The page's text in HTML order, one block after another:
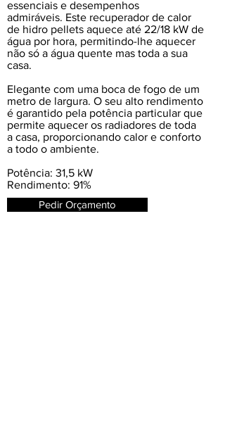
essenciais e desempenhos
admiráveis. Este recuperador de calor
de hidro pellets aquece até 22/18 kW de
água por hora, permitindo-lhe aquecer
não só a água quente mas toda a sua
casa.
Elegante com uma boca de fogo de um
metro de largura. O seu alto rendimento
é garantido pela potência particular que
permite aquecer os radiadores de toda
a casa, proporcionando calor e conforto
a todo o ambiente.
Potência: 31,5 kW
Rendimento: 91%
Pedir Orçamento